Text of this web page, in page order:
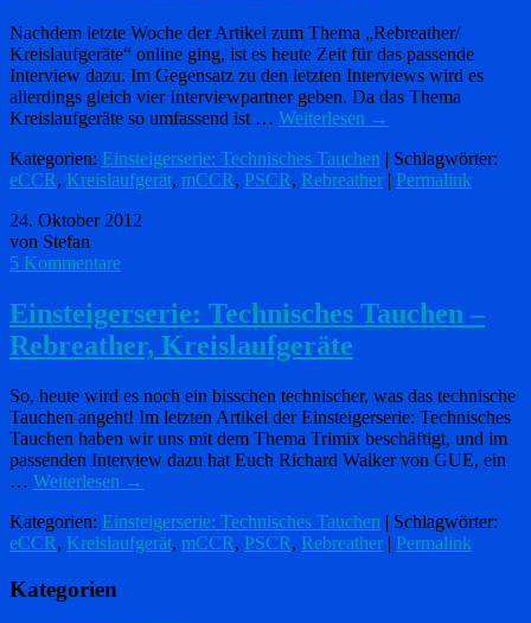
Nachdem letzte Woche der Artikel zum Thema „Rebreather/
Kreislaufgeräte“ online ging, ist es heute Zeit für das passende
Interview dazu. Im Gegensatz zu den letzten Interviews wird es
allerdings gleich vier Interviewpartner geben. Da das Thema
Kreislaufgeräte so umfassend ist … Weiterlesen →
Kategorien: Einsteigerserie: Technisches Tauchen | Schlagwörter:
eCCR, Kreislaufgerät, mCCR, PSCR, Rebreather | Permalink
24. Oktober 2012
von Stefan
5 Kommentare
Einsteigerserie: Technisches Tauchen –
Rebreather, Kreislaufgeräte
So, heute wird es noch ein bisschen technischer, was das technische
Tauchen angeht! Im letzten Artikel der Einsteigerserie: Technisches
Tauchen haben wir uns mit dem Thema Trimix beschäftigt, und im
passenden Interview dazu hat Euch Richard Walker von GUE, ein
… Weiterlesen →
Kategorien: Einsteigerserie: Technisches Tauchen | Schlagwörter:
eCCR, Kreislaufgerät, mCCR, PSCR, Rebreather | Permalink
Kategorien